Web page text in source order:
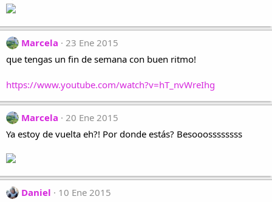
Marcela
23 Ene 2015
que tengas un fin de semana con buen ritmo!
https://www.youtube.com/watch?v=hT_nvWreIhg
Marcela
20 Ene 2015
Ya estoy de vuelta eh?! Por donde estás? Besooossssssss
Daniel
10 Ene 2015